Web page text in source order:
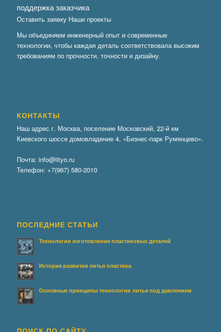
поддержка заказчика
Оставить заявку Наши проекты
Мы объединяем инженерный опыт и современные
технологии, чтобы каждая деталь соответствовала высоким
требованиям по прочности, точности и дизайну.
КОНТАКТЫ
Наш адрес г. Москва, поселение Московский, 22-й км
Киевского шоссе домовладение 4, «Бизнес-парк Румянцево».
Почта: info@lityo.ru
Телефон: +7(967) 580-2010
ПОСЛЕДНИЕ СТАТЬИ
Технологии изготовления пластиковых деталей
История развития литья пластика
Основные принципы технологии литья под давлением